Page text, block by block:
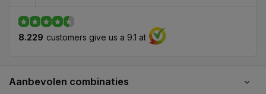
8.229 customers give us a 9.1 at
Aanbevolen combinaties